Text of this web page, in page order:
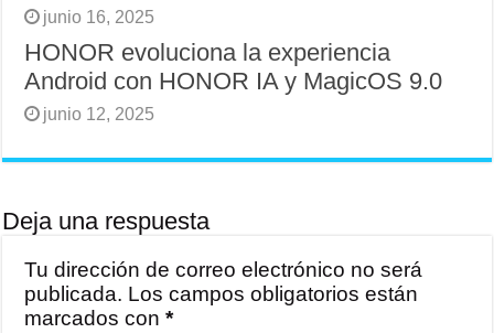
junio 16, 2025
HONOR evoluciona la experiencia
Android con HONOR IA y MagicOS 9.0
junio 12, 2025
Deja una respuesta
Tu dirección de correo electrónico no será
publicada. Los campos obligatorios están
marcados con*